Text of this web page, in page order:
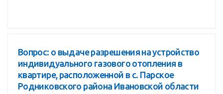
Вопрос: о выдаче разрешения на устройство
индивидуального газового отопления в
квартире, расположенной в с. Парское
Родниковского района Ивановской области